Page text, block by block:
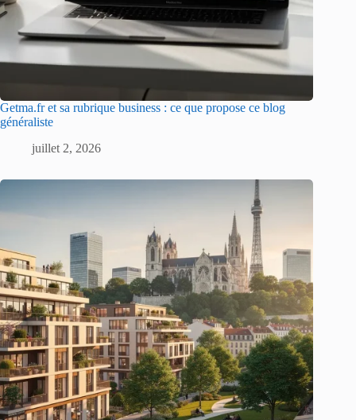
Getma.fr et sa rubrique business : ce que propose ce blog
généraliste
juillet 2, 2026